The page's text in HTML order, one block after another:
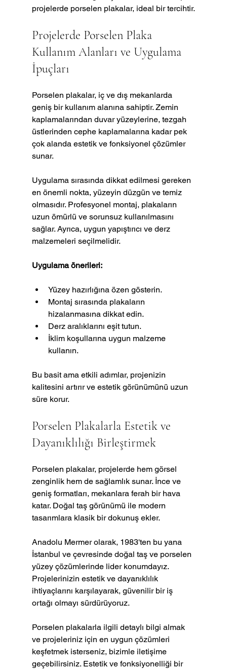
projelerde porselen plakalar, ideal bir tercihtir.
Projelerde Porselen Plaka
Kullanım Alanları ve Uygulama
İpuçları
Porselen plakalar, iç ve dış mekanlarda
geniş bir kullanım alanına sahiptir. Zemin
kaplamalarından duvar yüzeylerine, tezgah
üstlerinden cephe kaplamalarına kadar pek
çok alanda estetik ve fonksiyonel çözümler
sunar.
Uygulama sırasında dikkat edilmesi gereken
en önemli nokta, yüzeyin düzgün ve temiz
olmasıdır. Profesyonel montaj, plakaların
uzun ömürlü ve sorunsuz kullanılmasını
sağlar. Ayrıca, uygun yapıştırıcı ve derz
malzemeleri seçilmelidir.
Uygulama önerileri:
Yüzey hazırlığına özen gösterin.
Montaj sırasında plakaların
hizalanmasına dikkat edin.
Derz aralıklarını eşit tutun.
İklim koşullarına uygun malzeme
kullanın.
Bu basit ama etkili adımlar, projenizin
kalitesini artırır ve estetik görünümünü uzun
süre korur.
Porselen Plakalarla Estetik ve
Dayanıklılığı Birleştirmek
Porselen plakalar, projelerde hem görsel
zenginlik hem de sağlamlık sunar. İnce ve
geniş formatları, mekanlara ferah bir hava
katar. Doğal taş görünümü ile modern
tasarımlara klasik bir dokunuş ekler.
Anadolu Mermer olarak, 1983'ten bu yana
İstanbul ve çevresinde doğal taş ve porselen
yüzey çözümlerinde lider konumdayız.
Projelerinizin estetik ve dayanıklılık
ihtiyaçlarını karşılayarak, güvenilir bir iş
ortağı olmayı sürdürüyoruz.
Porselen plakalarla ilgili detaylı bilgi almak
ve projeleriniz için en uygun çözümleri
keşfetmek isterseniz, bizimle iletişime
geçebilirsiniz. Estetik ve fonksiyonelliği bir